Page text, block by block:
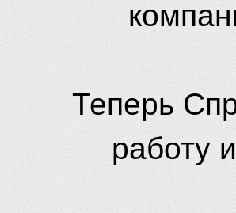
Теперь
работу